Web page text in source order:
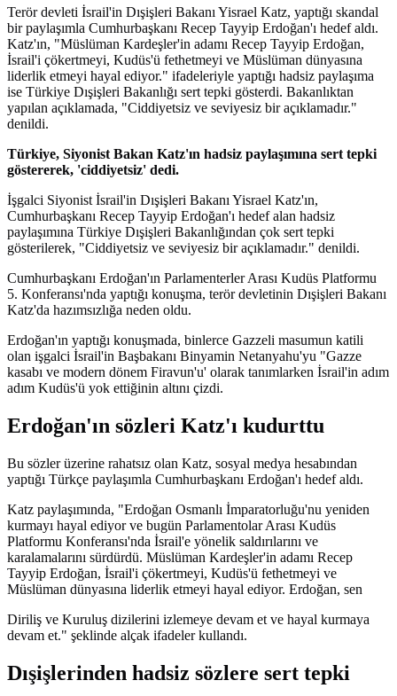
Terör devleti İsrail'in Dışişleri Bakanı Yisrael Katz, yaptığı skandal
bir paylaşımla Cumhurbaşkanı Recep Tayyip Erdoğan'ı hedef aldı.
Katz'ın, "Müslüman Kardeşler'in adamı Recep Tayyip Erdoğan,
İsrail'i çökertmeyi, Kudüs'ü fethetmeyi ve Müslüman dünyasına
liderlik etmeyi hayal ediyor." ifadeleriyle yaptığı hadsiz paylaşıma
ise Türkiye Dışişleri Bakanlığı sert tepki gösterdi. Bakanlıktan
yapılan açıklamada, "Ciddiyetsiz ve seviyesiz bir açıklamadır."
denildi.
Türkiye, Siyonist Bakan Katz'ın hadsiz paylaşımına sert tepki
göstererek, 'ciddiyetsiz' dedi.
İşgalci Siyonist İsrail'in Dışişleri Bakanı Yisrael Katz'ın,
Cumhurbaşkanı Recep Tayyip Erdoğan'ı hedef alan hadsiz
paylaşımına Türkiye Dışişleri Bakanlığından çok sert tepki
gösterilerek, "Ciddiyetsiz ve seviyesiz bir açıklamadır." denildi.
Cumhurbaşkanı Erdoğan'ın Parlamenterler Arası Kudüs Platformu
5. Konferansı'nda yaptığı konuşma, terör devletinin Dışişleri Bakanı
Katz'da hazımsızlığa neden oldu.
Erdoğan'ın yaptığı konuşmada, binlerce Gazzeli masumun katili
olan işgalci İsrail'in Başbakanı Binyamin Netanyahu'yu "Gazze
kasabı ve modern dönem Firavun'u' olarak tanımlarken İsrail'in adım
adım Kudüs'ü yok ettiğinin altını çizdi.
Erdoğan'ın sözleri Katz'ı kudurttu
Bu sözler üzerine rahatsız olan Katz, sosyal medya hesabından
yaptığı Türkçe paylaşımla Cumhurbaşkanı Erdoğan'ı hedef aldı.
Katz paylaşımında, "Erdoğan Osmanlı İmparatorluğu'nu yeniden
kurmayı hayal ediyor ve bugün Parlamentolar Arası Kudüs
Platformu Konferansı'nda İsrail'e yönelik saldırılarını ve
karalamalarını sürdürdü. Müslüman Kardeşler'in adamı Recep
Tayyip Erdoğan, İsrail'i çökertmeyi, Kudüs'ü fethetmeyi ve
Müslüman dünyasına liderlik etmeyi hayal ediyor. Erdoğan, sen
Diriliş ve Kuruluş dizilerini izlemeye devam et ve hayal kurmaya
devam et." şeklinde alçak ifadeler kullandı.
Dışişlerinden hadsiz sözlere sert tepki